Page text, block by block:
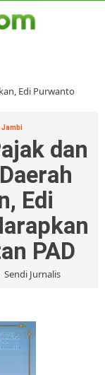
Jambi
dan
Edi
PAD
Sendi Jurnalis